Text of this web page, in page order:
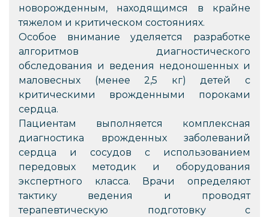
новорожденным, находящимся в крайне
тяжелом и критическом состояниях.
Особое внимание уделяется разработке
алгоритмов диагностического
обследования и ведения недоношенных и
маловесных (менее 2,5 кг) детей с
критическими врожденными пороками
сердца.
Пациентам выполняется комплексная
диагностика врожденных заболеваний
сердца и сосудов с использованием
передовых методик и оборудования
экспертного класса. Врачи определяют
тактику ведения и проводят
терапевтическую подготовку с